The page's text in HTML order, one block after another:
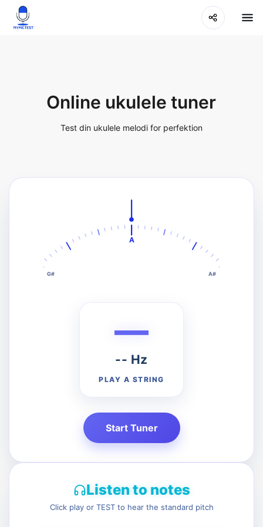
Online ukulele tuner
Test din ukulele melodi for perfektion
G#
A
A#
—
-- Hz
PLAY A STRING
Start Tuner
Listen to notes
Click play or TEST to hear the standard pitch